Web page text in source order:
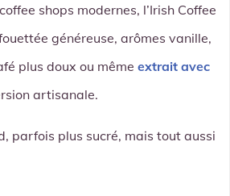
shops modernes, l’Irish Coffee
généreuse, arômes vanille,
plus doux ou même extrait avec
artisanale.
parfois plus sucré, mais tout aussi